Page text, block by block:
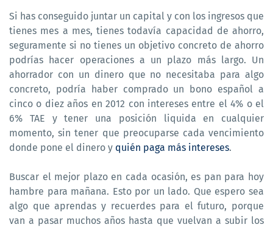
Si has conseguido juntar un capital y con los ingresos que
tienes mes a mes, tienes todavía capacidad de ahorro,
seguramente si no tienes un objetivo concreto de ahorro
podrías hacer operaciones a un plazo más largo. Un
ahorrador con un dinero que no necesitaba para algo
concreto, podría haber comprado un bono español a
cinco o diez años en 2012 con intereses entre el 4% o el
6% TAE y tener una posición liquida en cualquier
momento, sin tener que preocuparse cada vencimiento
donde pone el dinero y quién paga más intereses.
Buscar el mejor plazo en cada ocasión, es pan para hoy
hambre para mañana. Esto por un lado. Que espero sea
algo que aprendas y recuerdes para el futuro, porque
van a pasar muchos años hasta que vuelvan a subir los